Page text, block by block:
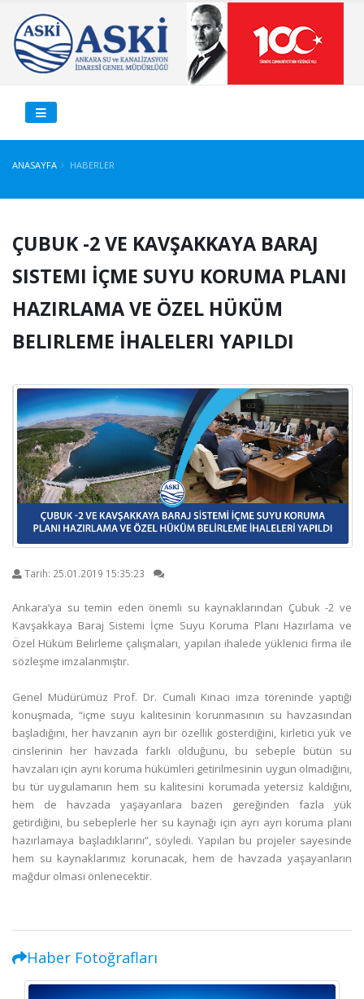
ANASAYFA HABERLER
ÇUBUK -2 VE KAVŞAKKAYA BARAJ
SISTEMI İÇME SUYU KORUMA PLANI
HAZIRLAMA VE ÖZEL HÜKÜM
BELIRLEME İHALELERI YAPILDI
Tarih: 25.01.2019 15:35:23
Ankara’ya su temin eden önemli su kaynaklarından Çubuk -2 ve
Kavşakkaya Baraj Sistemi İçme Suyu Koruma Planı Hazırlama ve
Özel Hüküm Belirleme çalışmaları, yapılan ihalede yüklenici firma ile
sözleşme imzalanmıştır.
Genel Müdürümüz Prof. Dr. Cumali Kınacı imza töreninde yaptığı
konuşmada, “içme suyu kalitesinin korunmasının su havzasından
başladığını, her havzanın ayrı bir özellik gösterdiğini, kirletici yük ve
cinslerinin her havzada farklı olduğunu, bu sebeple bütün su
havzaları için aynı koruma hükümleri getirilmesinin uygun olmadığını,
bu tür uygulamanın hem su kalitesini korumada yetersiz kaldığını,
hem de havzada yaşayanlara bazen gereğinden fazla yük
getirdiğini, bu sebeplerle her su kaynağı için ayrı ayrı koruma planı
hazırlamaya başladıklarını”, söyledi. Yapılan bu projeler sayesinde
hem su kaynaklarımız korunacak, hem de havzada yaşayanların
mağdur olması önlenecektir.
Haber Fotoğrafları